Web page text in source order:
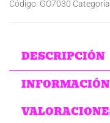
Código: GO7030
DESCRIPCIÓN